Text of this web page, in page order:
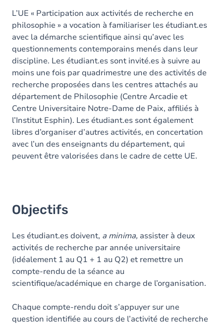
Contenu
Table des matières
L’UE « Participation aux activités de recherche en
philosophie » a vocation à familiariser les étudiant.es
avec la démarche scientifique ainsi qu’avec les
questionnements contemporains menés dans leur
discipline. Les étudiant.es sont invité.es à suivre au
moins une fois par quadrimestre une des activités de
recherche proposées dans les centres attachés au
département de Philosophie (Centre Arcadie et
Centre Universitaire Notre-Dame de Paix, affiliés à
l’Institut Esphin). Les étudiant.es sont également
libres d’organiser d’autres activités, en concertation
avec l’un des enseignants du département, qui
peuvent être valorisées dans le cadre de cette UE.
Objectifs
Les étudiant.es doivent, a minima, assister à deux
activités de recherche par année universitaire
(idéalement 1 au Q1 + 1 au Q2) et remettre un
compte-rendu de la séance au
scientifique/académique en charge de l’organisation.
Chaque compte-rendu doit s’appuyer sur une
question identifiée au cours de l’activité de recherche